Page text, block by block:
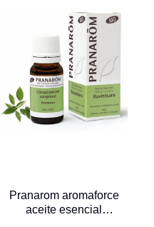
Pranarom aromaforce
aceite esencial